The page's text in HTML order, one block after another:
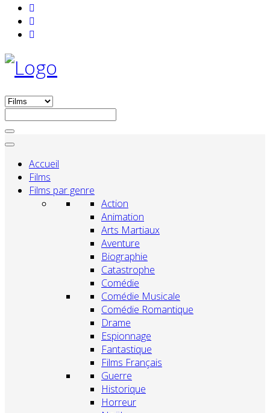
Accueil
Films
Films par genre
Action
Animation
Arts Martiaux
Aventure
Biographie
Catastrophe
Comédie
Comédie Musicale
Comédie Romantique
Drame
Espionnage
Fantastique
Films Français
Guerre
Historique
Horreur